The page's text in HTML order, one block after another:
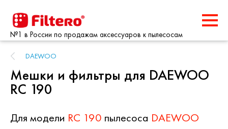
№1 в России по продажам аксессуаров к пылесосам
DAEWOO
Мешки и фильтры для DAEWOO
RC 190
Для модели RC 190 пылесоса DAEWOO